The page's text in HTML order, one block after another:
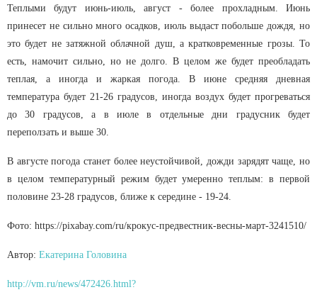
Теплыми будут июнь-июль, август - более прохладным. Июнь
принесет не сильно много осадков, июль выдаст побольше дождя, но
это будет не затяжной облачной душ, а кратковременные грозы. То
есть, намочит сильно, но не долго. В целом же будет преобладать
теплая, а иногда и жаркая погода. В июне средняя дневная
температура будет 21-26 градусов, иногда воздух будет прогреваться
до 30 градусов, а в июле в отдельные дни градусник будет
переползать и выше 30.
В августе погода станет более неустойчивой, дожди зарядят чаще, но
в целом температурный режим будет умеренно теплым: в первой
половине 23-28 градусов, ближе к середине - 19-24.
Фото: https://pixabay.com/ru/крокус-предвестник-весны-март-3241510/
Автор: Екатерина Головина
http://vm.ru/news/472426.html?